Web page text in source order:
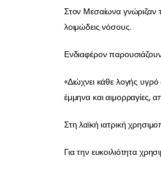
Στον Μεσαίωνα γνώριζαν
λοιμώδεις νόσους.
Ενδιαφέρον
«Διώχνει κάθε λογής
έμμηνα και αιμορραγίες,
Στη λαϊκή ιατρική
Για την ευκοιλιότητα